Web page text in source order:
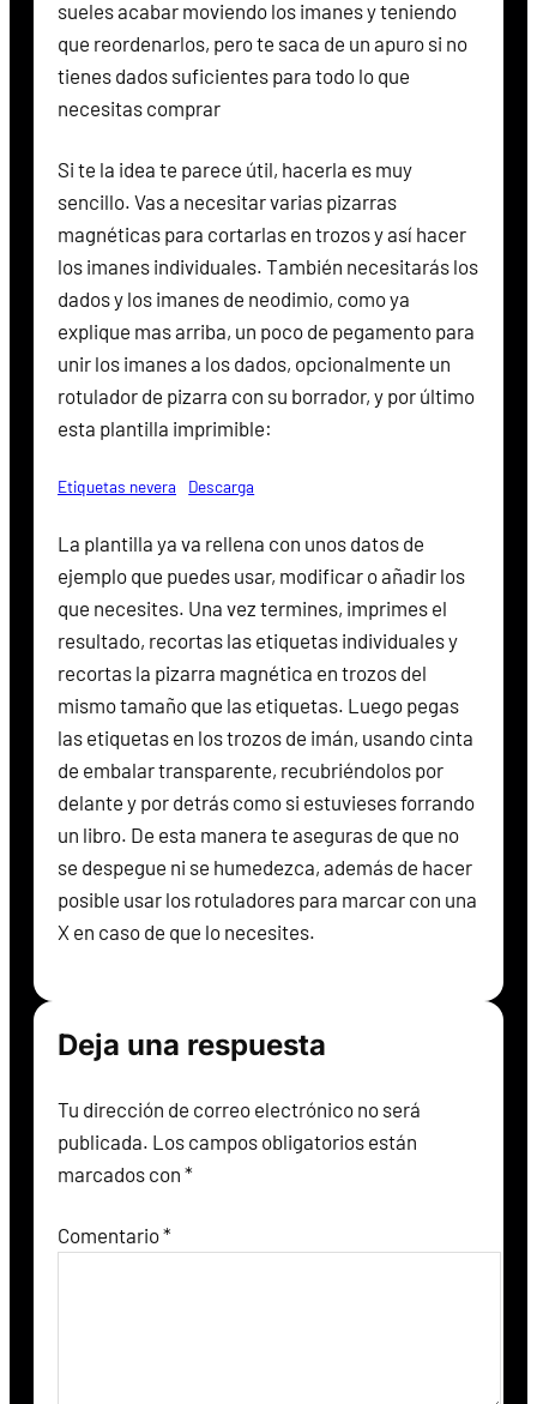
sueles acabar moviendo los imanes y teniendo
que reordenarlos, pero te saca de un apuro si no
tienes dados suficientes para todo lo que
necesitas comprar
Si te la idea te parece útil, hacerla es muy
sencillo. Vas a necesitar varias pizarras
magnéticas para cortarlas en trozos y así hacer
los imanes individuales. También necesitarás los
dados y los imanes de neodimio, como ya
explique mas arriba, un poco de pegamento para
unir los imanes a los dados, opcionalmente un
rotulador de pizarra con su borrador, y por último
esta plantilla imprimible:
Etiquetas nevera Descarga
La plantilla ya va rellena con unos datos de
ejemplo que puedes usar, modificar o añadir los
que necesites. Una vez termines, imprimes el
resultado, recortas las etiquetas individuales y
recortas la pizarra magnética en trozos del
mismo tamaño que las etiquetas. Luego pegas
las etiquetas en los trozos de imán, usando cinta
de embalar transparente, recubriéndolos por
delante y por detrás como si estuvieses forrando
un libro. De esta manera te aseguras de que no
se despegue ni se humedezca, además de hacer
posible usar los rotuladores para marcar con una
X en caso de que lo necesites.
Deja una respuesta
Tu dirección de correo electrónico no será
publicada. Los campos obligatorios están
marcados con *
Comentario*